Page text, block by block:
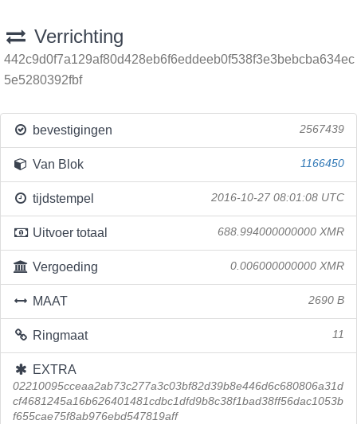
Verrichting
442c9d0f7a129af80d428eb6f6eddeeb0f538f3e3bebcba634ec
5e5280392fbf
bevestigingen 2567439
Van Blok 1166450
tijdstempel 2016-10-27 08:01:08 UTC
Uitvoer totaal 688.994000000000 XMR
Vergoeding 0.006000000000 XMR
MAAT 2690 B
Ringmaat 11
EXTRA
02210095cceaa2ab73c277a3c03bf82d39b8e446d6c680806a31d
cf4681245a16b626401481cdbc1dfd9b8c38f1bad38ff56dac1053b
f655cae75f8ab976ebd547819aff